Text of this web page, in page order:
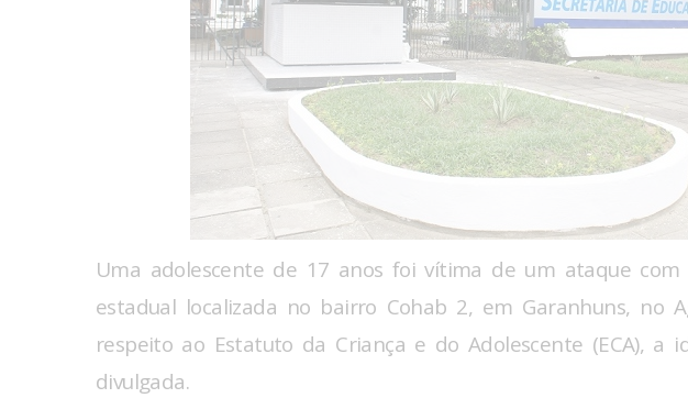
Uma adolescente de 17 anos foi vítima de um ataque
estadual localizada no bairro Cohab 2, em Garanhuns, no
respeito ao Estatuto da Criança e do Adolescente (ECA),
divulgada.